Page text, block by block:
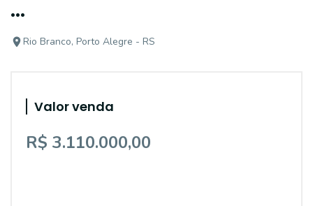
...
Rio Branco, Porto Alegre - RS
Valor venda
R$ 3.110.000,00